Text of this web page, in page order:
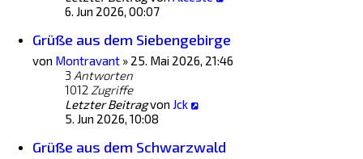
6. Jun 2026, 00:07
Grüße aus dem Siebengebirge
von Montravant » 25. Mai 2026, 21:46
3 Antworten
1012 Zugriffe
Letzter Beitragvon Jck
5. Jun 2026, 10:08
Grüße aus dem Schwarzwald